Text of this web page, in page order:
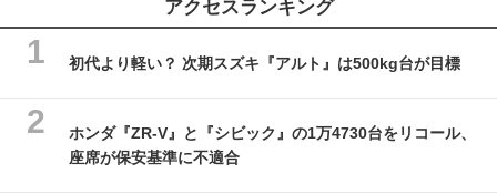
アクセスランキング
初代より軽い？ 次期スズキ『アルト』は500kg台が目標
ホンダ『ZR-V』と『シビック』の1万4730台をリコール、
座席が保安基準に不適合